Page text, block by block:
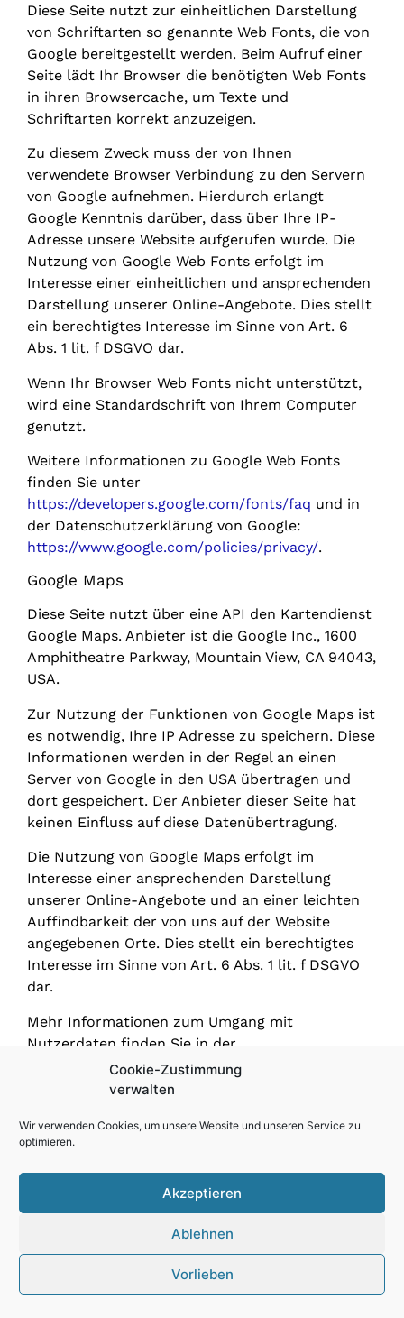
Cookie-Zustimmung
verwalten
Wir verwenden Cookies, um unsere Website und unseren Service zu
optimieren.
Akzeptieren
Ablehnen
Vorlieben
Diese Seite nutzt zur einheitlichen Darstellung
von Schriftarten so genannte Web Fonts, die von
Google bereitgestellt werden. Beim Aufruf einer
Seite lädt Ihr Browser die benötigten Web Fonts
in ihren Browsercache, um Texte und
Schriftarten korrekt anzuzeigen.
Zu diesem Zweck muss der von Ihnen
verwendete Browser Verbindung zu den Servern
von Google aufnehmen. Hierdurch erlangt
Google Kenntnis darüber, dass über Ihre IP-
Adresse unsere Website aufgerufen wurde. Die
Nutzung von Google Web Fonts erfolgt im
Interesse einer einheitlichen und ansprechenden
Darstellung unserer Online-Angebote. Dies stellt
ein berechtigtes Interesse im Sinne von Art. 6
Abs. 1 lit. f DSGVO dar.
Wenn Ihr Browser Web Fonts nicht unterstützt,
wird eine Standardschrift von Ihrem Computer
genutzt.
Weitere Informationen zu Google Web Fonts
finden Sie unter
https://developers.google.com/fonts/faq und in
der Datenschutzerklärung von Google:
https://www.google.com/policies/privacy/.
Google Maps
Diese Seite nutzt über eine API den Kartendienst
Google Maps. Anbieter ist die Google Inc., 1600
Amphitheatre Parkway, Mountain View, CA 94043,
USA.
Zur Nutzung der Funktionen von Google Maps ist
es notwendig, Ihre IP Adresse zu speichern. Diese
Informationen werden in der Regel an einen
Server von Google in den USA übertragen und
dort gespeichert. Der Anbieter dieser Seite hat
keinen Einfluss auf diese Datenübertragung.
Die Nutzung von Google Maps erfolgt im
Interesse einer ansprechenden Darstellung
unserer Online-Angebote und an einer leichten
Auffindbarkeit der von uns auf der Website
angegebenen Orte. Dies stellt ein berechtigtes
Interesse im Sinne von Art. 6 Abs. 1 lit. f DSGVO
dar.
Mehr Informationen zum Umgang mit
Nutzerdaten finden Sie in der
Datenschutzerklärung von Google:
https://www.google.de/intl/de/policies/privacy/